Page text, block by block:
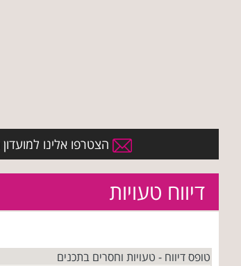
הצטרפו אלינו
דיווח טעויות
טופס דיווח - טעויות וחסרים בתכנים